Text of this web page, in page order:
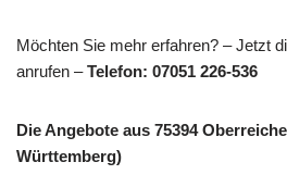
Möchten Sie mehr erfahren? – Jetzt
anrufen –Telefon: 07051 226-536
Die Angebote aus 75394
Württemberg)